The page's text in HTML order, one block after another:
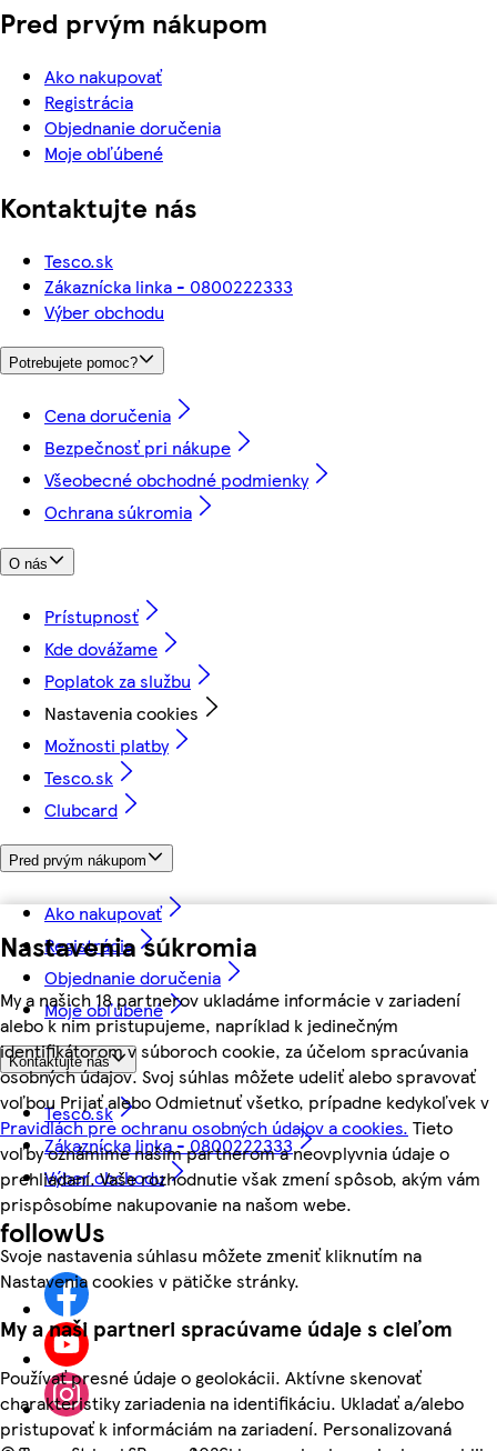
Nastavenia súkromia
My a našich 18 partnerov ukladáme informácie v zariadení
alebo k nim pristupujeme, napríklad k jedinečným
identifikátorom v súboroch cookie, za účelom spracúvania
osobných údajov. Svoj súhlas môžete udeliť alebo spravovať
voľbou Prijať alebo Odmietnuť všetko, prípadne kedykoľvek v
Pravidlách pre ochranu osobných údajov a cookies. Tieto
voľby oznámime našim partnerom a neovplyvnia údaje o
prehliadaní. Vaše rozhodnutie však zmení spôsob, akým vám
prispôsobíme nakupovanie na našom webe.
Svoje nastavenia súhlasu môžete zmeniť kliknutím na
Nastavenia cookies v pätičke stránky.
My a naši partneri spracúvame údaje s cieľom
Používať presné údaje o geolokácii. Aktívne skenovať
charakteristiky zariadenia na identifikáciu. Ukladať a/alebo
pristupovať k informáciám na zariadení. Personalizovaná
Pred prvým nákupom
Ako nakupovať
Registrácia
Objednanie doručenia
Moje obľúbené
Kontaktujte nás
Tesco.sk
Zákaznícka linka - 0800222333
Výber obchodu
Potrebujete pomoc?
Cena doručenia
Bezpečnosť pri nákupe
Všeobecné obchodné podmienky
Ochrana súkromia
O nás
Prístupnosť
Kde dovážame
Poplatok za službu
Nastavenia cookies
Možnosti platby
Tesco.sk
Clubcard
Pred prvým nákupom
Ako nakupovať
Registrácia
Objednanie doručenia
Moje obľúbené
Kontaktujte nás
Tesco.sk
Zákaznícka linka - 0800222333
Výber obchodu
followUs